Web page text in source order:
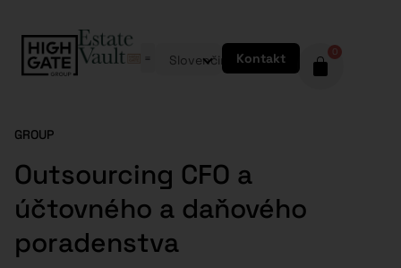
Slovenčina Kontakt 0
GROUP
Outsourcing CFO a
účtovného a daňového
poradenstva